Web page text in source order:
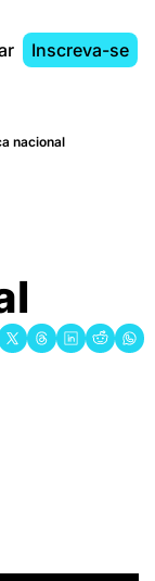
Inscreva-se
nacional